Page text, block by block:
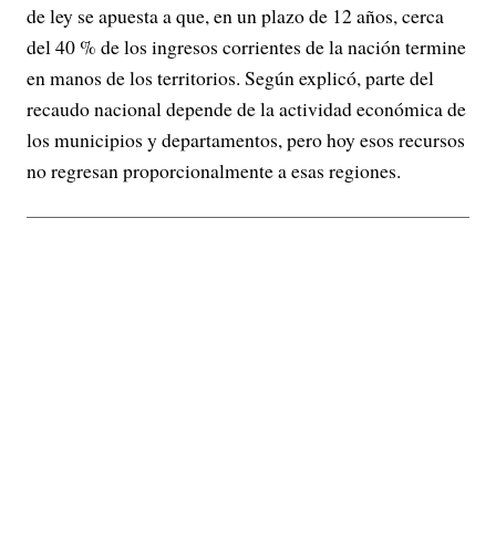
de ley se apuesta a que, en un plazo de 12 años, cerca
del 40 % de los ingresos corrientes de la nación termine
en manos de los territorios. Según explicó, parte del
recaudo nacional depende de la actividad económica de
los municipios y departamentos, pero hoy esos recursos
no regresan proporcionalmente a esas regiones.